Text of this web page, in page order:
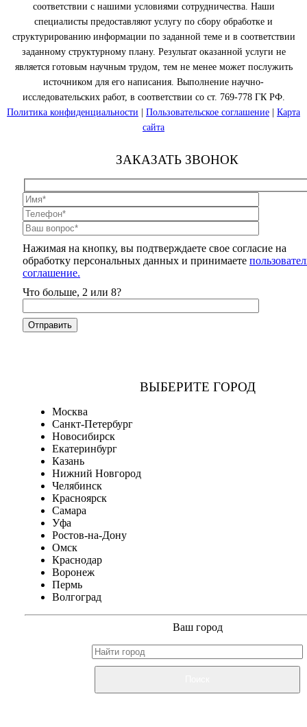
соответствии с нашими условиями сотрудничества. Наши
специалисты предоставляют услугу по сбору обработке и
структурированию информации по заданной теме и в соответствии
заданному структурному плану. Результат оказанной услуги не
является готовым научным трудом, тем не менее может послужить
источником для его написания. Выполнение научно-
исследовательских работ, в соответствии со ст. 769-778 ГК РФ.
Политика конфиденциальности
Пользовательское соглашение
Карта
сайта
ЗАКАЗАТЬ ЗВОНОК
Нажимая на кнопку, вы подтверждаете свое согласие на
обработку персональных данных и принимаете
соглашение.
Что больше, 2 или 8?
ВЫБЕРИТЕ ГОРОД
Москва
Санкт-Петербург
Новосибирск
Екатеринбург
Казань
Нижний Новгород
Челябинск
Красноярск
Самара
Уфа
Ростов-на-Дону
Омск
Краснодар
Воронеж
Пермь
Волгоград
Ваш город